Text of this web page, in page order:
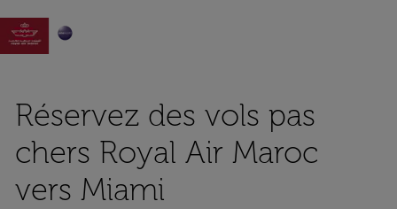

Réservez des vols pas
chers Royal Air Maroc
vers Miami